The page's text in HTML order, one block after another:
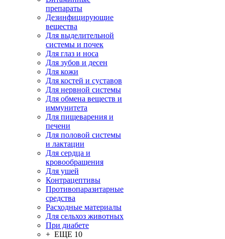
препараты
Дезинфицирующие
вещества
Для выделительной
системы и почек
Для глаз и носа
Для зубов и десен
Для кожи
Для костей и суставов
Для нервной системы
Для обмена веществ и
иммунитета
Для пищеварения и
печени
Для половой системы
и лактации
Для сердца и
кровообращения
Для ушей
Контрацептивы
Противопаразитарные
средства
Расходные материалы
Для сельхоз животных
При диабете
+ ЕЩЕ 10